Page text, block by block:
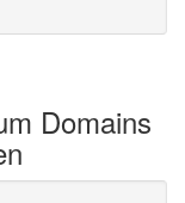
Domains